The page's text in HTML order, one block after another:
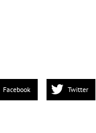
Facebook Twitter